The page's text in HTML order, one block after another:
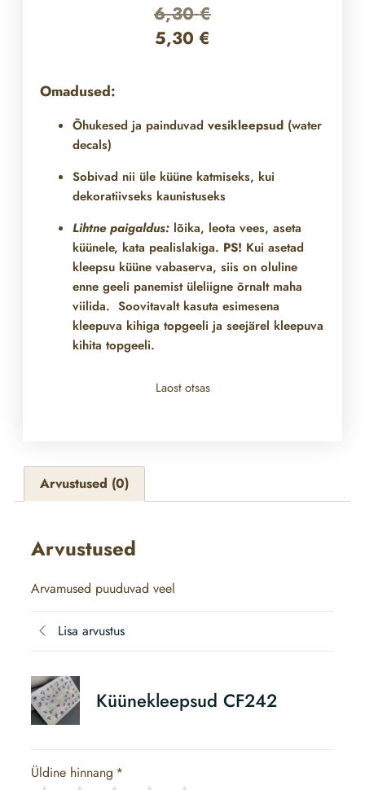
6,30€
5,30 €
Omadused:
Õhukesed ja painduvadvesikleepsud (water
decals)
Sobivad nii üle küüne katmiseks, kui
dekoratiivseks kaunistuseks
Lihtne paigaldus: lõika, leota vees, aseta
küünele, kata pealislakiga. PS! Kui asetad
kleepsu küüne vabaserva, siis on oluline
enne geeli panemist üleliigne õrnalt maha
viilida. Soovitavalt kasuta esimesena
kleepuva kihiga topgeeli ja seejärel kleepuva
kihita topgeeli.
Laost otsas
Arvustused (0)
Arvustused
Arvamused puuduvad veel
Lisa arvustus
Küünekleepsud CF242
Üldine hinnang *